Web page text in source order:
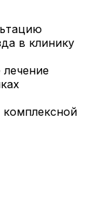
в клинику
комплексной